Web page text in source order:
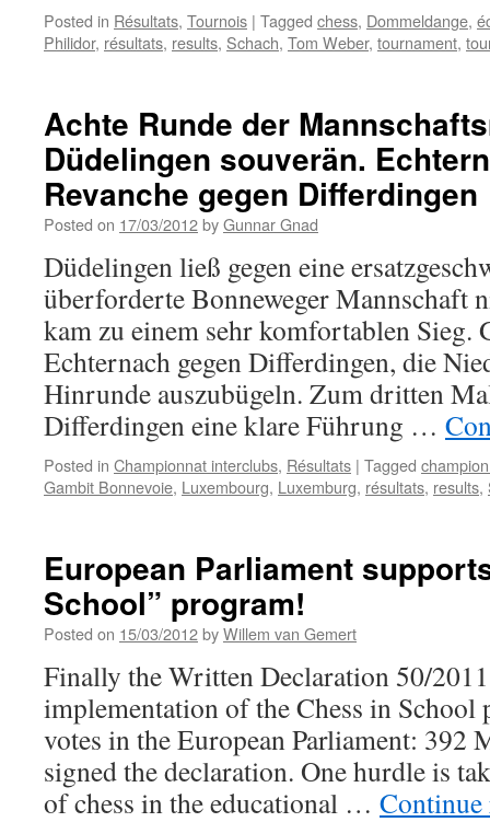
Posted in Résultats, Tournois | Tagged chess, Dommeldange,
Philidor, résultats, results, Schach, Tom Weber, tournament,
Achte Runde der
Düdelingen souverän.
Revanche gegen Differdingen
Posted on 17/03/2012byGunnar Gnad
Düdelingen ließ gegen eine
überforderte Bonneweger Mannschaft
kam zu einem sehr komfortablen Sieg.
Echternach gegen Differdingen, die
Hinrunde auszubügeln. Zum dritten
Differdingen eine klare Führung …
Posted in Championnat interclubs, Résultats | Tagged
Gambit Bonnevoie, Luxembourg, Luxemburg, résultats, results,
European Parliament
School” program!
Posted on 15/03/2012byWillem van Gemert
Finally the Written Declaration 50/
implementation of the Chess in School
votes in the European Parliament: 392
signed the declaration. One hurdle is
of chess in the educational …